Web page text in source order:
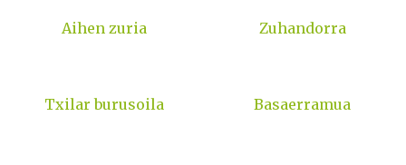
Aihen zuria Zuhandorra
Txilar burusoila Basaerramua